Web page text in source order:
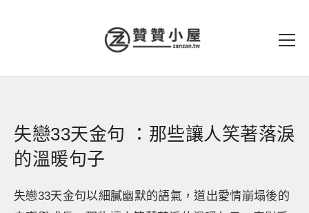
失戀33天金句 ：那些讓人笑著落淚
的溫暖句子
失戀33天金句以細膩幽默的語氣，道出愛情崩塌後的